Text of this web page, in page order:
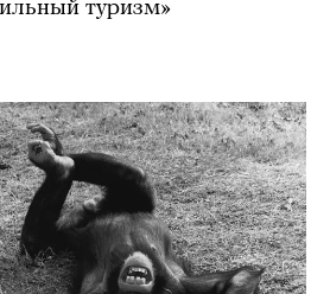
туризм»